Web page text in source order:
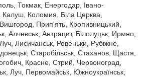
Токмак, Енергодар, Івано-
Калуш, Коломия, Біла Церква,
Прип'ять, Кропивницький,
Алчевськ, Антрацит, Білолуцьк, Ирмно,
Лисичанськ, Ровеньки, Рубіжне,
Старобільськ, Стаханов, Щастя,
Красне, Стрий, Червоноград,
Луч, Первомайськ, Южноукраїнськ,